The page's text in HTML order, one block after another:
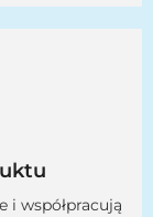
i współpracują